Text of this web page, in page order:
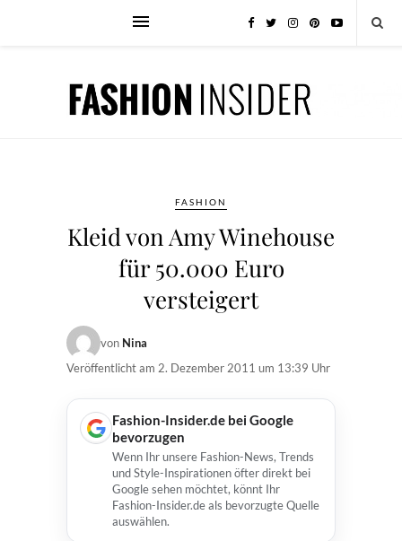
FASHION
Kleid von Amy Winehouse
für 50.000 Euro
versteigert
von Nina
Veröffentlicht am 2. Dezember 2011 um 13:39 Uhr
Fashion-Insider.de bei Google
bevorzugen
Wenn Ihr unsere Fashion-News, Trends
und Style-Inspirationen öfter direkt bei
Google sehen möchtet, könnt Ihr
Fashion-Insider.de als bevorzugte Quelle
auswählen.